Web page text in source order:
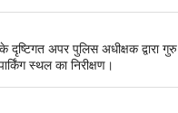
दृष्टिगत अपर पुलिस अधीक्षक द्वारा गुरु
स्थल का निरीक्षण।